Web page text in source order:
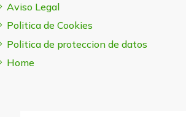
Aviso Legal
Politica de Cookies
Politica de proteccion de datos
Home